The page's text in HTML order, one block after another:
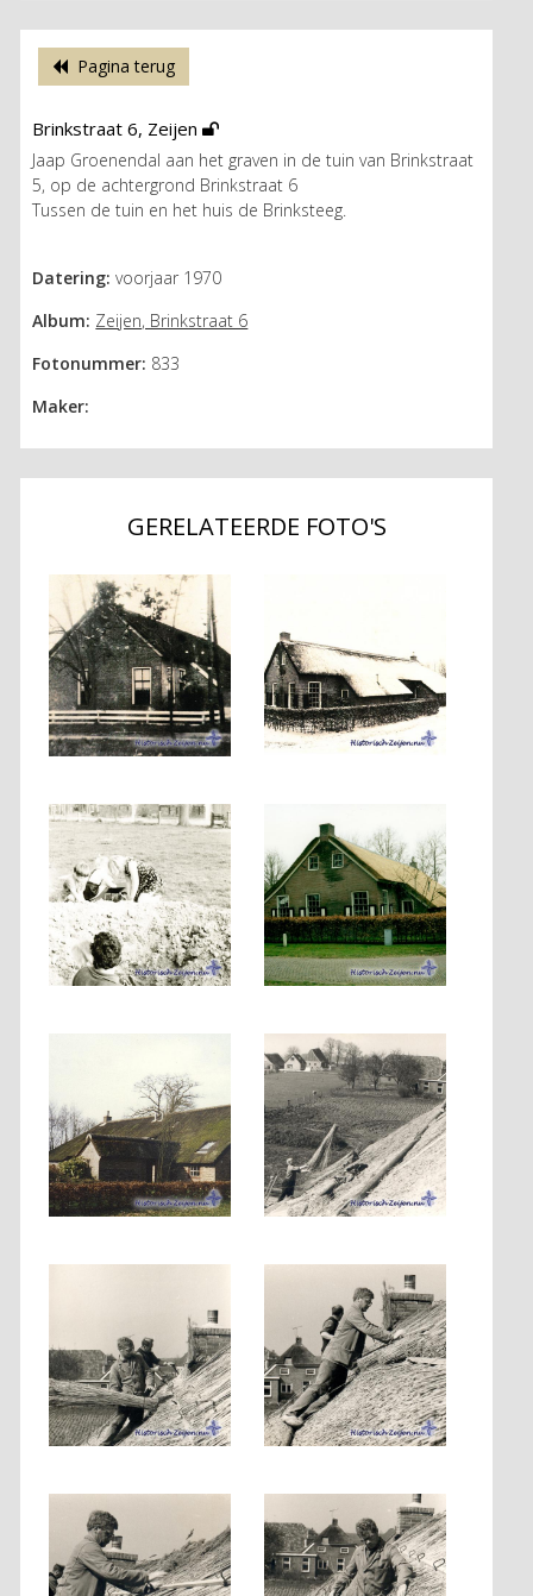
Pagina terug
Brinkstraat 6, Zeijen
Jaap Groenendal aan het graven in de tuin van Brinkstraat
5, op de achtergrond Brinkstraat 6
Tussen de tuin en het huis de Brinksteeg.
Datering: voorjaar 1970
Album: Zeijen, Brinkstraat 6
Fotonummer: 833
Maker:
GERELATEERDE FOTO'S